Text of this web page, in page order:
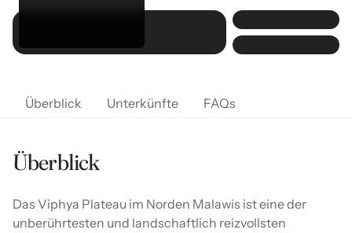
Überblick Unterkünfte FAQs
Überblick
Das Viphya Plateau im Norden Malawis ist eine der
unberührtesten und landschaftlich reizvollsten